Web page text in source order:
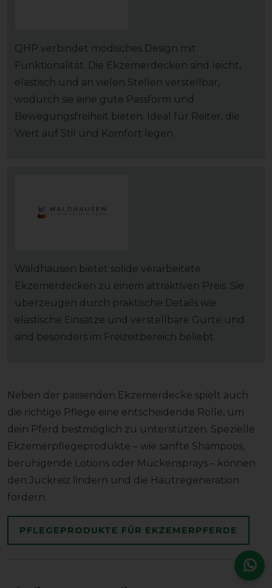
QHP verbindet modisches Design mit
Funktionalität. Die Ekzemerdecken sind leicht,
elastisch und an vielen Stellen verstellbar,
wodurch sie eine gute Passform und
Bewegungsfreiheit bieten. Ideal für Reiter, die
Wert auf Stil und Komfort legen.
Waldhausen bietet solide verarbeitete
Ekzemerdecken zu einem attraktiven Preis. Sie
überzeugen durch praktische Details wie
elastische Einsätze und verstellbare Gurte und
sind besonders im Freizeitbereich beliebt.
Neben der passenden Ekzemerdecke spielt auch
die richtige Pflege eine entscheidende Rolle, um
dein Pferd bestmöglich zu unterstützen. Spezielle
Ekzemerpflegeprodukte – wie sanfte Shampoos,
beruhigende Lotions oder Mückensprays – können
den Juckreiz lindern und die Hautregeneration
fördern.
PFLEGEPRODUKTE FÜR EKZEMERPFERDE